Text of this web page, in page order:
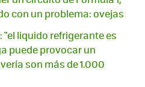
con un problema: ovejas
liquido refrigerante es
puede provocar un
son más de 1.000